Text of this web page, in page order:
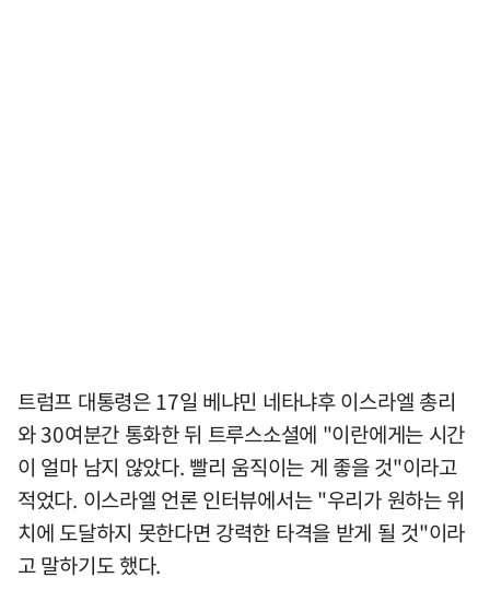
트럼프 대통령은 17일 베냐민 네타냐후 이스라엘 총리
와 30여분간 통화한 뒤 트루스소셜에 "이란에게는 시간
이 얼마 남지 않았다. 빨리 움직이는 게 좋을 것"이라고
적었다. 이스라엘 언론 인터뷰에서는 "우리가 원하는 위
치에 도달하지 못한다면 강력한 타격을 받게 될 것"이라
고 말하기도 했다.